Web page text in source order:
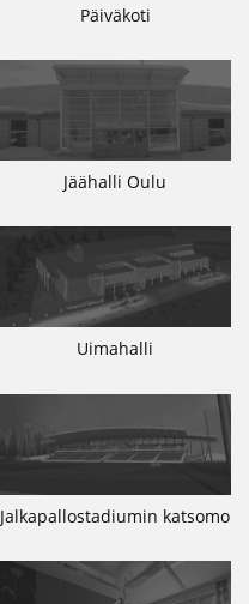
Päiväkoti
Jäähalli Oulu
Uimahalli
Jalkapallostadiumin katsomo